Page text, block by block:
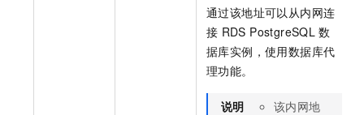
通过该地址可以从内网连
接 RDS PostgreSQL 数
据库实例，使用数据库代
理功能。
说明
该内网地